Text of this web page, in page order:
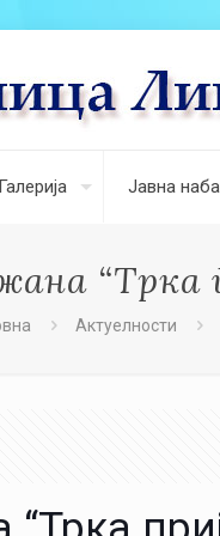
Галерија Јавна
“Трка
Актуелности